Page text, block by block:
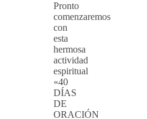
Pronto
comenzaremos
con
esta
hermosa
actividad
espiritual
«40
DÍAS
DE
ORACIÓN